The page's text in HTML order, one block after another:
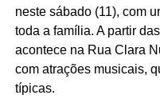
neste sábado (11), com
toda a família. A partir
acontece na Rua Clara
com atrações musicais,
típicas.